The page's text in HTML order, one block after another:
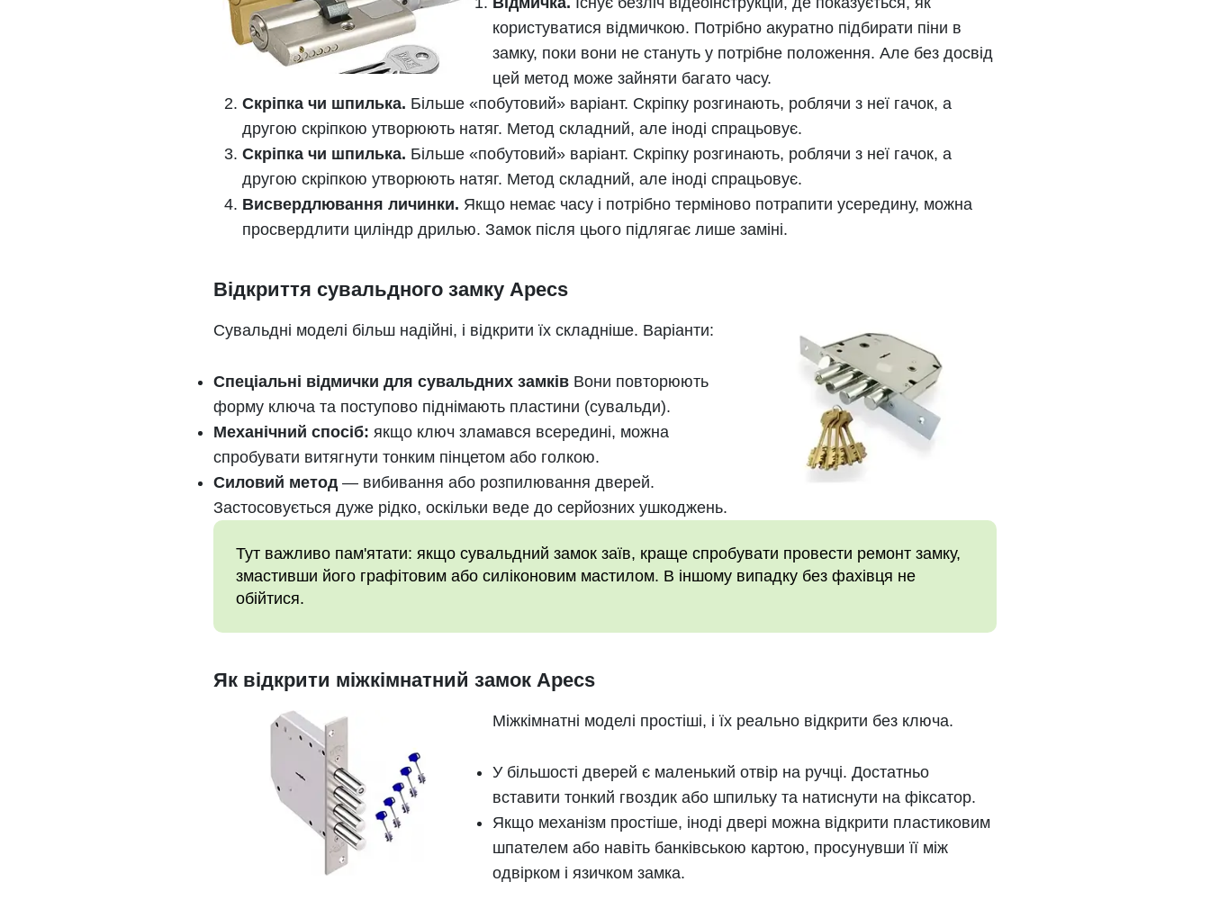
користуватися відмичкою. Потрібно акуратно підбирати піни в
замку, поки вони не стануть у потрібне положення. Але без досвід
цей метод може зайняти багато часу.
Скріпка чи шпилька. Більше «побутовий» варіант. Скріпку розгинають, роблячи з неї гачок, а
другою скріпкою утворюють натяг. Метод складний, але іноді спрацьовує.
Скріпка чи шпилька. Більше «побутовий» варіант. Скріпку розгинають, роблячи з неї гачок, а
другою скріпкою утворюють натяг. Метод складний, але іноді спрацьовує.
Висвердлювання личинки. Якщо немає часу і потрібно терміново потрапити усередину, можна
просвердлити циліндр дрилью. Замок після цього підлягає лише заміні.
Відкриття сувальдного замку Apecs
Сувальдні моделі більш надійні, і відкрити їх складніше. Варіанти:
Спеціальні відмички для сувальдних замків Вони повторюють
форму ключа та поступово піднімають пластини (сувальди).
Механічний спосіб: якщо ключ зламався всередині, можна
спробувати витягнути тонким пінцетом або голкою.
Силовий метод — вибивання або розпилювання дверей.
Застосовується дуже рідко, оскільки веде до серйозних ушкоджень.
Тут важливо пам'ятати: якщо сувальдний замок заїв, краще спробувати провести ремонт замку,
змастивши його графітовим або силіконовим мастилом. В іншому випадку без фахівця не
обійтися.
Як відкрити міжкімнатний замок Apecs
Міжкімнатні моделі простіші, і їх реально відкрити без ключа.
У більшості дверей є маленький отвір на ручці. Достатньо
вставити тонкий гвоздик або шпильку та натиснути на фіксатор.
Якщо механізм простіше, іноді двері можна відкрити пластиковим
шпателем або навіть банківською картою, просунувши її між
одвірком і язичком замка.